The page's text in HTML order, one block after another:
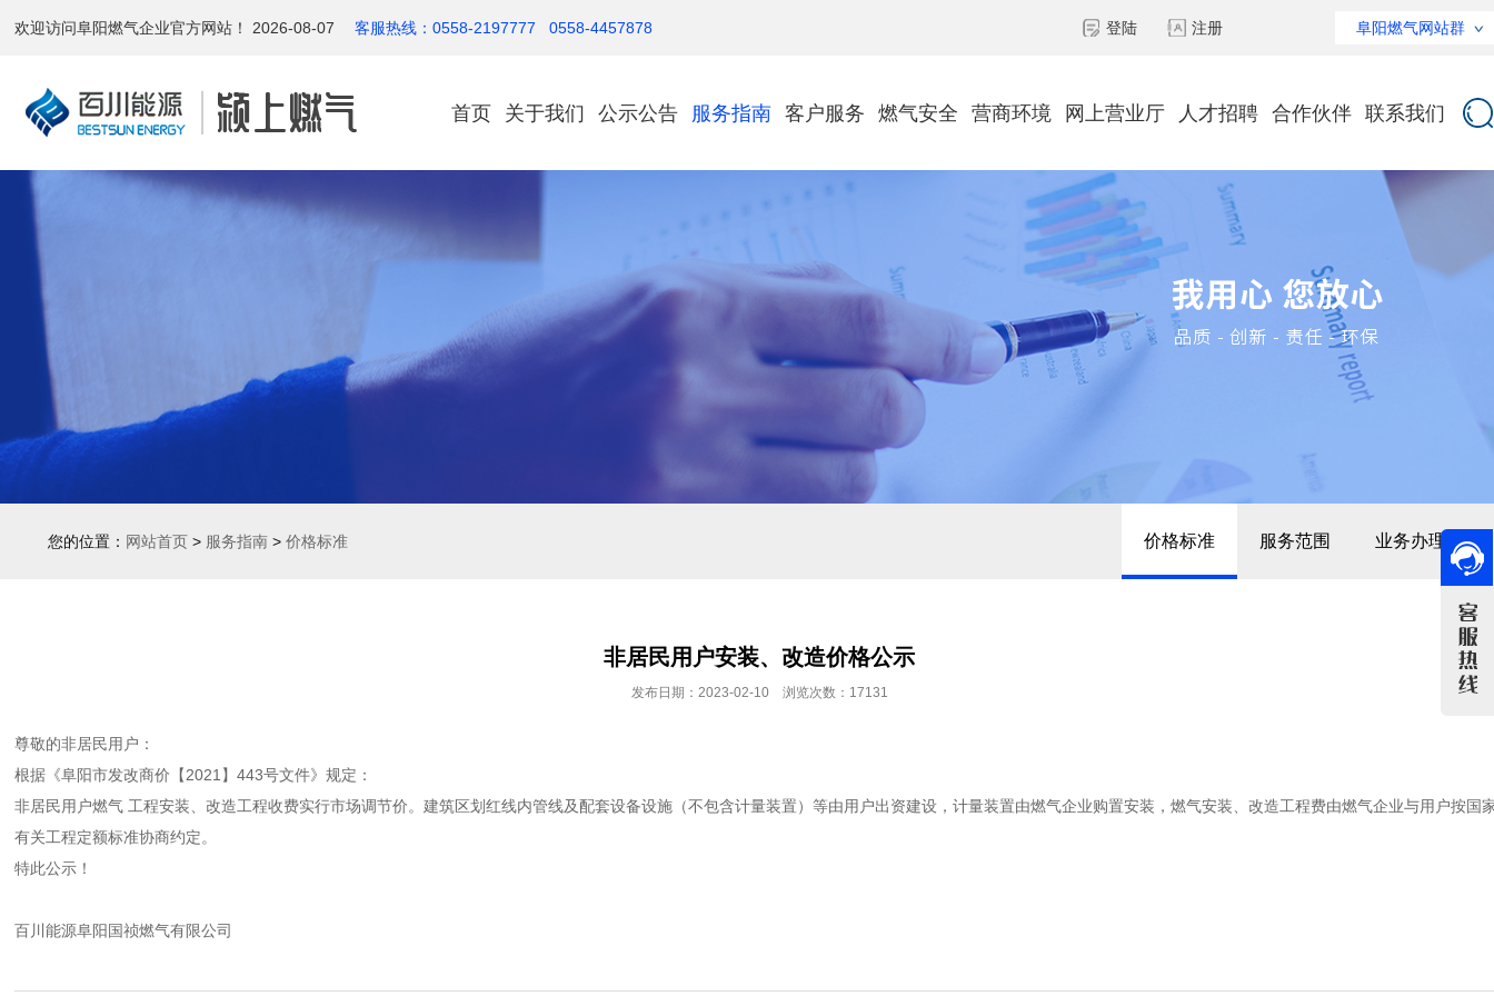
欢迎访问阜阳燃气企业官方网站！ 2026-08-07 客服热线：0558-2197777 0558-4457878 登陆 注册 阜阳燃气网站群
首页 关于我们 公示公告 服务指南 客户服务 燃气安全 营商环境 网上营业厅 人才招聘 合作伙伴 联系我们
价格标准 服务范围 业务办理指南
您的位置： 网站首页 > 服务指南 > 价格标准
非居民用户安装、改造价格公示
发布日期：2023-02-10 浏览次数：17131
尊敬的非居民用户：
根据《阜阳市发改商价【2021】443号文件》规定：
非居民用户燃气 工程安装、改造工程收费实行市场调节价。建筑区划红线内管线及配套设备设施（不包含计量装置）等由用户出资建设，计量装置由燃气企业购置安装，燃气安装、改造工程费由燃气企业与用户按国
有关工程定额标准协商约定。
特此公示！
百川能源阜阳国祯燃气有限公司